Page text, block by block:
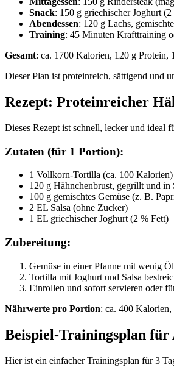
Snack: 150 g griechischer Joghurt
Abendessen: 120 g Lachs,
Training: 45 Minuten Krafttraining
Gesamt: ca. 1700 Kalorien, 120 g Protein,
Dieser Plan ist proteinreich, sättigend und
Rezept: Proteinreicher
Dieses Rezept ist schnell, lecker und ideal
Zutaten (für 1 Portion):
1 Vollkorn-Tortilla (ca. 100 Kalorien)
120 g Hähnchenbrust, gegrillt und in
100 g gemischtes Gemüse (z. B.
2 EL Salsa (ohne Zucker)
1 EL griechischer Joghurt (2 % Fett)
Zubereitung:
Gemüse in einer Pfanne mit wenig
Tortilla mit Joghurt und Salsa
Einrollen und sofort servieren oder
Nährwerte pro Portion: ca. 400
Beispiel-Trainingsplan für
Hier ist ein einfacher Trainingsplan für 3